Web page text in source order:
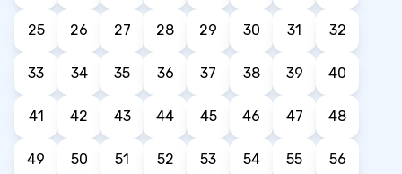
25 26 27 28 29 30 31 32
33 34 35 36 37 38 39 40
41 42 43 44 45 46 47 48
49 50 51 52 53 54 55 56